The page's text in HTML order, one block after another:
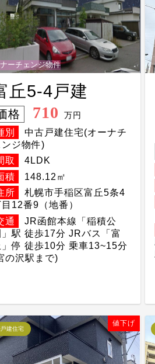
ーチェンジ物件
丘5-4戸建
格 710 万円
別
中古戸建住宅(オーナチ
ンジ物件)
取
4LDK
積
148.12㎡
所
札幌市手稲区富丘5条4
12番9（地番）
通
JR函館本線「稲積公
」駅 徒歩17分 JRバス「富
」停 徒歩10分 乗車13~15分
の沢駅まで)
値下げ
建住宅